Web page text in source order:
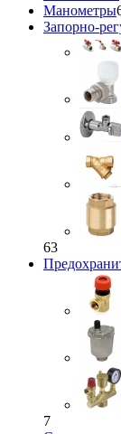
Манометры
Запорно-
63
7